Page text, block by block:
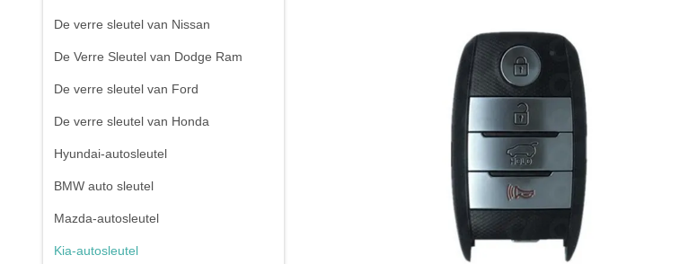
De verre sleutel van Nissan
De Verre Sleutel van Dodge Ram
De verre sleutel van Ford
De verre sleutel van Honda
Hyundai-autosleutel
BMW auto sleutel
Mazda-autosleutel
Kia-autosleutel